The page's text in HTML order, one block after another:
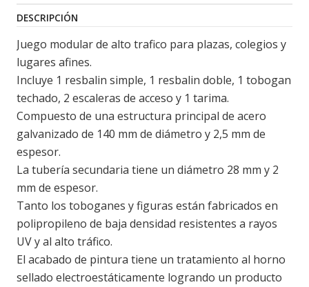
DESCRIPCIÓN
Juego modular de alto trafico para plazas, colegios y
lugares afines.
Incluye 1 resbalin simple, 1 resbalin doble, 1 tobogan
techado, 2 escaleras de acceso y 1 tarima.
Compuesto de una estructura principal de acero
galvanizado de 140 mm de diámetro y 2,5 mm de
espesor.
La tubería secundaria tiene un diámetro 28 mm y 2
mm de espesor.
Tanto los toboganes y figuras están fabricados en
polipropileno de baja densidad resistentes a rayos
UV y al alto tráfico.
El acabado de pintura tiene un tratamiento al horno
sellado electroestáticamente logrando un producto